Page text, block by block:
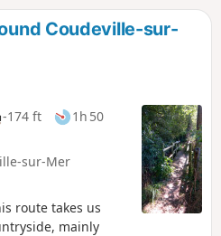
les cultures s'y rencontrent
très prisés.
Coudeville-sur-
-174 ft
1h 50
sur-Mer
route takes us
mainly